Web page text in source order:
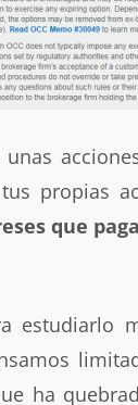
propias
que
estudiarlo
ha